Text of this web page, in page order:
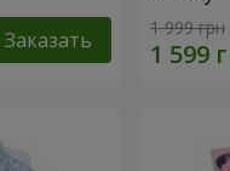
Заказать 1 999 грн